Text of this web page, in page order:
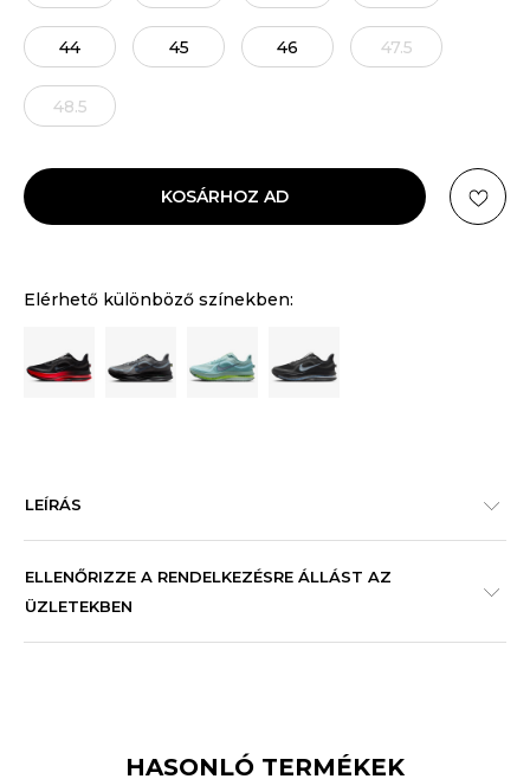
44 45 46 47.5
48.5
KOSÁRHOZ AD
Elérhető különböző színekben:
LEÍRÁS
ELLENŐRIZZE A RENDELKEZÉSRE ÁLLÁST AZ
ÜZLETEKBEN
HASONLÓ TERMÉKEK